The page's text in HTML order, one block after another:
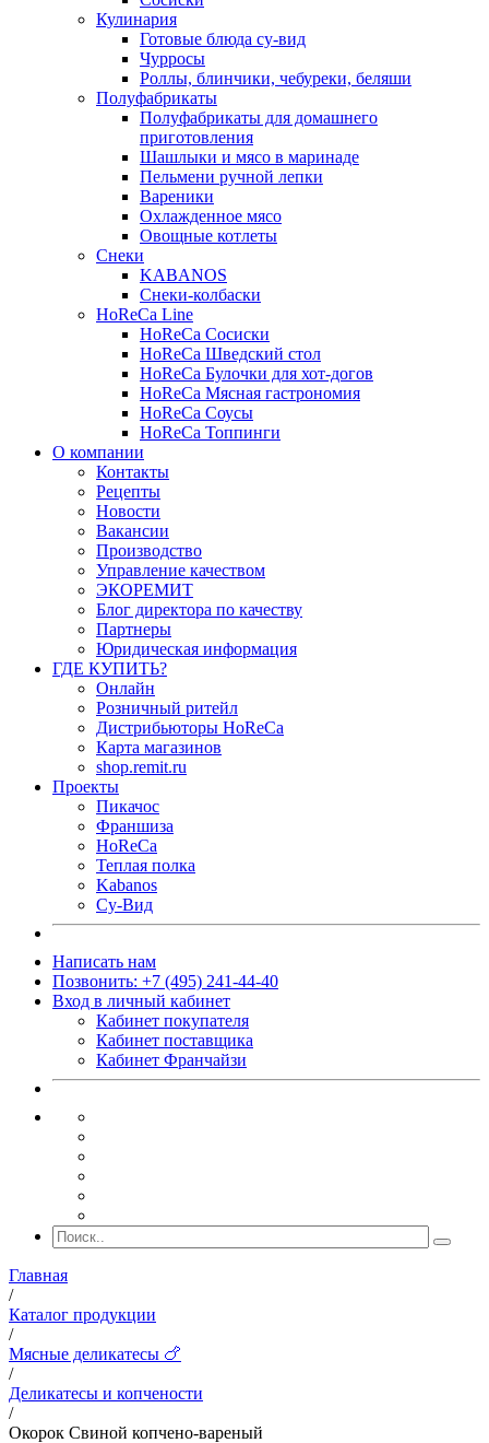
Кулинария
Готовые блюда су-вид
Чурросы
Роллы, блинчики, чебуреки, беляши
Полуфабрикаты
Полуфабрикаты для домашнего
приготовления
Шашлыки и мясо в маринаде
Пельмени ручной лепки
Вареники
Охлажденное мясо
Овощные котлеты
Снеки
KABANOS
Снеки-колбаски
HoReCa Line
HoReCa Сосиски
HoReCa Шведский стол
HoReCa Булочки для хот-догов
HoReCa Мясная гастрономия
HoReCa Соусы
HoReCa Топпинги
О компании
Контакты
Рецепты
Новости
Вакансии
Производство
Управление качеством
ЭКОРЕМИТ
Блог директора по качеству
Партнеры
Юридическая информация
ГДЕ КУПИТЬ?
Онлайн
Розничный ритейл
Дистрибьюторы HoReCa
Карта магазинов
shop.remit.ru
Проекты
Пикачос
Франшиза
HoReCa
Теплая полка
Kabanos
Су-Вид
Написать нам
Позвонить: +7 (495) 241-44-40
Вход в личный кабинет
Кабинет покупателя
Кабинет поставщика
Кабинет Франчайзи
Главная
/
Каталог продукции
/
Мясные деликатесы 🍗
/
Деликатесы и копчености
/
Окорок Свиной копчено-вареный